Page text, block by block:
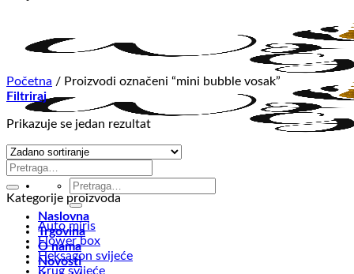
Pretraži:
Naslovna
Trgovina
O nama
Novosti
Početna / Proizvodi označeni “mini bubble vosak”
Filtriraj
Prikazuje se jedan rezultat
Pretraži:
Kategorije proizvoda
Auto miris
Flower box
Heksagon svijeće
Krug svijeće